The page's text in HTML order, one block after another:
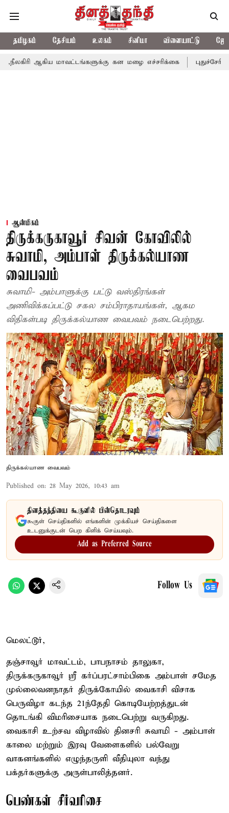
தமிழகம் தேசியம் உலகம் சினிமா விளையாட்டு
மாவட்டங்களுக்கு கன மழை எச்சரிக்கை புதுச்சேரி
ஆன்மிகம்
திருக்கருகாவூர் சிவன் கோவிலில்
சுவாமி, அம்பாள் திருக்கல்யாண
வைபவம்
சுவாமி- அம்பாளுக்கு பட்டு வஸ்திரங்கள்
அணிவிக்கப்பட்டு சகல சம்பிராதாயங்கள், ஆகம
விதிகள்படி திருக்கல்யாண வைபவம் நடைபெற்றது.
திருக்கல்யாண வைபவம்
Published on: 28 May 2026, 10:43 am
தினத்தந்தியை கூகுளில் பின்தொடரவும்
கூகுள் செய்திகளில் எங்களின் முக்கியச் செய்திகளை
உடனுக்குடன் பெற கிளிக் செய்யவும்.
Add as Preferred Source
Follow Us
மெலட்டூர்,
தஞ்சாவூர் மாவட்டம், பாபநாசம் தாலுகா,
திருக்கருகாவூர் ஸ்ரீ கர்ப்பரட்சாம்பிகை அம்பாள் சமேத
முல்லைவனநாதர் திருக்கோயில் வைகாசி விசாக
பெருவிழா கடந்த 21ந்தேதி கொடியேற்றத்துடன்
தொடங்கி விமரிசையாக நடைபெற்று வருகிறது.
வைகாசி உற்சவ விழாவில் தினசரி சுவாமி - அம்பாள்
காலை மற்றும் இரவு வேளைகளில் பல்வேறு
வாகனங்களில் எழுந்தருளி வீதியுலா வந்து
பக்தர்களுக்கு அருள்பாலித்தனர்.
பெண்கள் சீர்வரிசை